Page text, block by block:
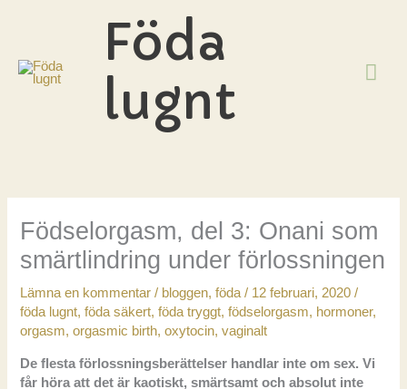
Föda
lugnt
Födselorgasm, del 3: Onani som
smärtlindring under förlossningen
Lämna en kommentar / bloggen,föda/ 12 februari, 2020/
föda lugnt,föda säkert,föda tryggt,födselorgasm, hormoner,
orgasm,orgasmic birth,oxytocin,vaginalt
De flesta förlossningsberättelser handlar inte om sex. Vi
får höra att det är kaotiskt, smärtsamt och absolut inte